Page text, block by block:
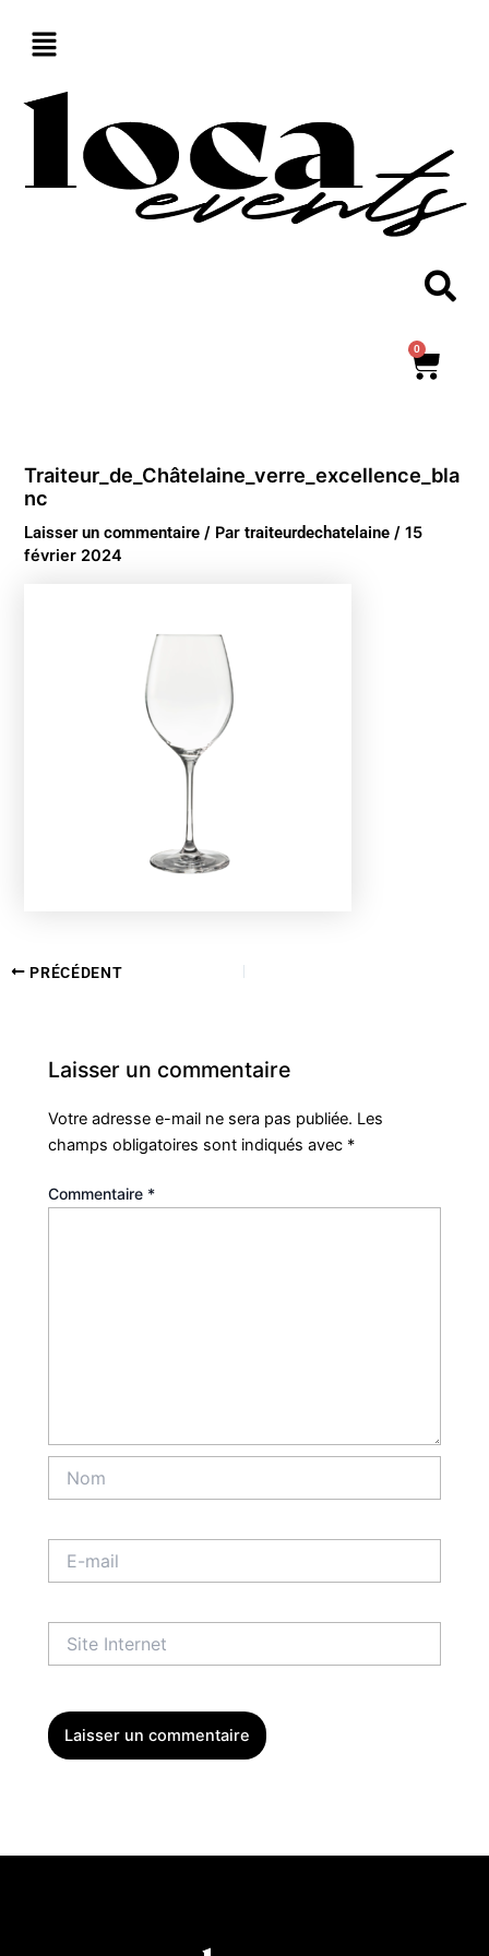
0
Traiteur_de_Châtelaine_verre_excellence_bla
nc
Laisser un commentaire / Partraiteurdechatelaine/15
février 2024
PRÉCÉDENT
Laisser un commentaire
Votre adresse e-mail ne sera pas publiée. Les
champs obligatoires sont indiqués avec *
Commentaire *
mail
Internet